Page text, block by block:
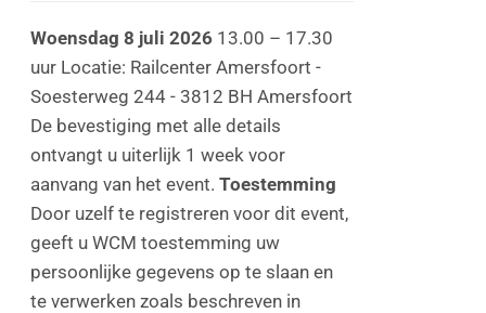
Woensdag 8 juli 2026 13.00 – 17.30
uur Locatie: Railcenter Amersfoort -
Soesterweg 244 - 3812 BH Amersfoort
De bevestiging met alle details
ontvangt u uiterlijk 1 week voor
aanvang van het event.Toestemming
Door uzelf te registreren voor dit event,
geeft u WCM toestemming uw
persoonlijke gegevens op te slaan en
te verwerken zoals beschreven in